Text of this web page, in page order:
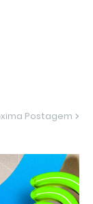
Postagem